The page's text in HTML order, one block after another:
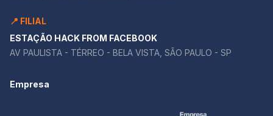
📍 FILIAL
ESTAÇÃO HACK FROM FACEBOOK
AV PAULISTA - TÉRREO - BELA VISTA, SÃO PAULO - SP
Empresa